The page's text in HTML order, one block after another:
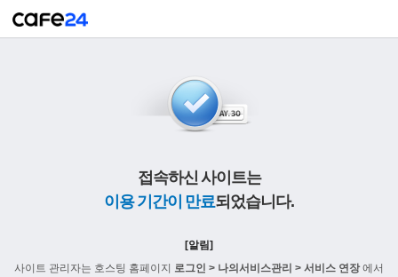
접속하신 사이트는
이용 기간이 만료되었습니다.
[알림]
사이트 관리자는 호스팅 홈페이지 로그인 > 나의서비스관리 > 서비스 연장에서